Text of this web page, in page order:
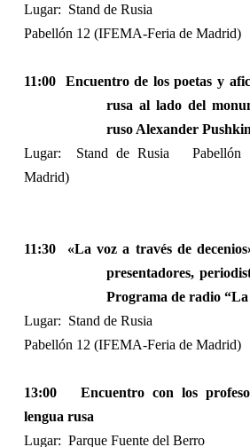
Lugar: Stand de Rusia
Pabellón 12 (IFEMA-Feria de Madrid)
11:00
Encuentro de los poetas y
rusa al lado del
ruso Alexander Pushkin
Lugar:
Stand de Rusia
Madrid)
11:30
«La voz a través de
presentadores,
Programa de radio “La
Lugar: Stand de Rusia
Pabellón 12 (IFEMA-Feria de Madrid)
13:00
Encuentro con los
lengua rusa
Lugar: Parque Fuente del Berro